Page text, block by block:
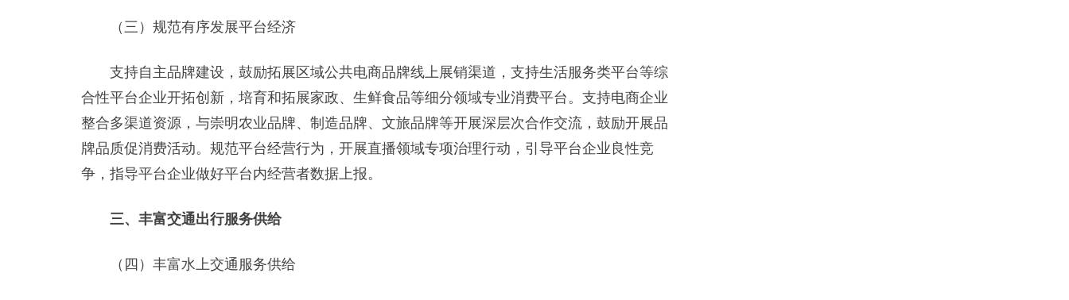
（三）规范有序发展平台经济
支持自主品牌建设，鼓励拓展区域公共电商品牌线上展销渠道，支持生活服务类平台等综
合性平台企业开拓创新，培育和拓展家政、生鲜食品等细分领域专业消费平台。支持电商企业
整合多渠道资源，与崇明农业品牌、制造品牌、文旅品牌等开展深层次合作交流，鼓励开展品
牌品质促消费活动。规范平台经营行为，开展直播领域专项治理行动，引导平台企业良性竞
争，指导平台企业做好平台内经营者数据上报。
三、丰富交通出行服务供给
（四）丰富水上交通服务供给